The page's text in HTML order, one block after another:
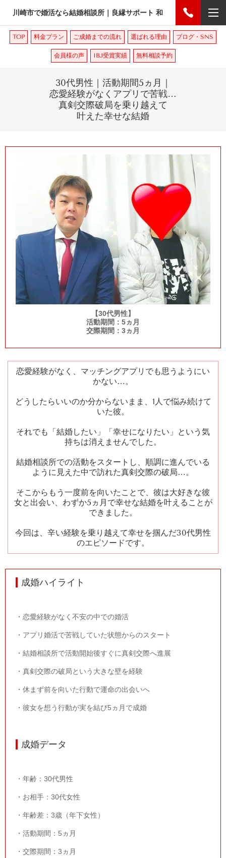
川崎市で婚活なら結婚相談所｜良縁サポート 和
TOP 料金プラン ご成婚までの流れ 選ばれる理由 ブログ・SNS
会員様の声 IBJ受賞実績 無料相談予約
30代男性｜活動期間5 ヵ月｜
恋愛経験がなくアプリで苦戦…
真剣交際破局を乗り越えて
叶えた幸せな結婚
【30代男性】
活動期間：5ヵ月
交際期間：3ヵ月
恋愛経験がなく、マッチングアプリでも思うようにい
かない…。
どうしたらいいのか分からないまま、 1 人で悩み続けて
いた彼。
それでも「結婚したい」「幸せになりたい」という気
持ちは消えませんでした。
結婚相談所での活動をスタートし、順調に進んでいる
ように見えた中で訪れた真剣交際の破局…。
そこからもう一度前を向いたことで、彼は大好きな彼
女と出会い、わずか5 ヵ月で幸せな結婚を叶えることが
できました。
今回は、辛い経験を乗り越えて幸せを掴んだ30代男性
のエピソードです。
成婚ハイライト
・恋愛経験がなく不安の中での婚活
・アプリ婚活で苦戦していた状態からのスタート
・結婚相談所で活動開始後すぐに真剣交際へ進展
・真剣交際の破局という大きな壁を経験
・休まず前を向いた行動で運命の出会いへ
・彼女を想う行動が実を結び5ヵ月で成婚
成婚データ
・年齢： 30代男性
・お相手： 30代女性
・年齢差： 3歳（年下女性）
・活動期間： 5 ヵ月
・交際期間： 3 ヵ月